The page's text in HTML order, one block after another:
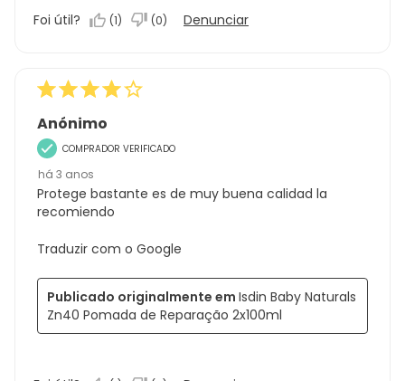
Foi útil? (1) (0) Denunciar
Anónimo
COMPRADOR VERIFICADO
há 3 anos
Protege bastante es de muy buena calidad la
recomiendo
Traduzir com o Google
Publicado originalmente em Isdin Baby Naturals
Zn40 Pomada de Reparação 2x100ml